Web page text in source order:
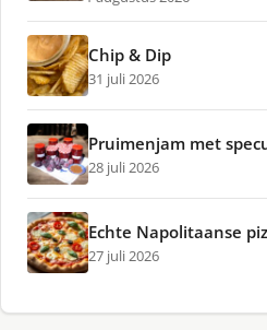
Chip & Dip
31 juli 2026
Pruimenjam met
28 juli 2026
Echte Napolitaanse
27 juli 2026